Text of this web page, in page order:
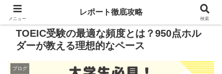
TOEIC受験の最適な頻度とは？950点ホル
ダーが教える理想的なペース
ブログ
メニュー
レポート徹底攻略
検索